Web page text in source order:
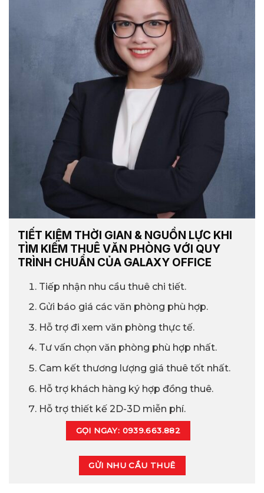
TIẾT KIỆM THỜI GIAN & NGUỒN LỰC KHI
TÌM KIẾM THUÊ VĂN PHÒNG VỚI QUY
TRÌNH CHUẨN CỦA GALAXY OFFICE
Tiếp nhận nhu cầu thuê chi tiết.
Gửi báo giá các văn phòng phù hợp.
Hỗ trợ đi xem văn phòng thực tế.
Tư vấn chọn văn phòng phù hợp nhất.
Cam kết thương lượng giá thuê tốt nhất.
Hỗ trợ khách hàng ký hợp đồng thuê.
Hỗ trợ thiết kế 2D-3D miễn phí.
GỌI NGAY: 0939.663.882
GỬI NHU CẦU THUÊ